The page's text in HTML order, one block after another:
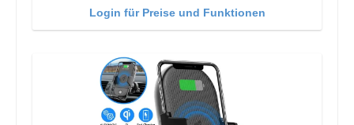
Login für Preise und Funktionen